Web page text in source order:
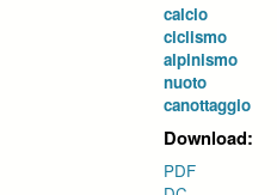
calcio
ciclismo
alpinismo
nuoto
canottaggio
Download:
PDF